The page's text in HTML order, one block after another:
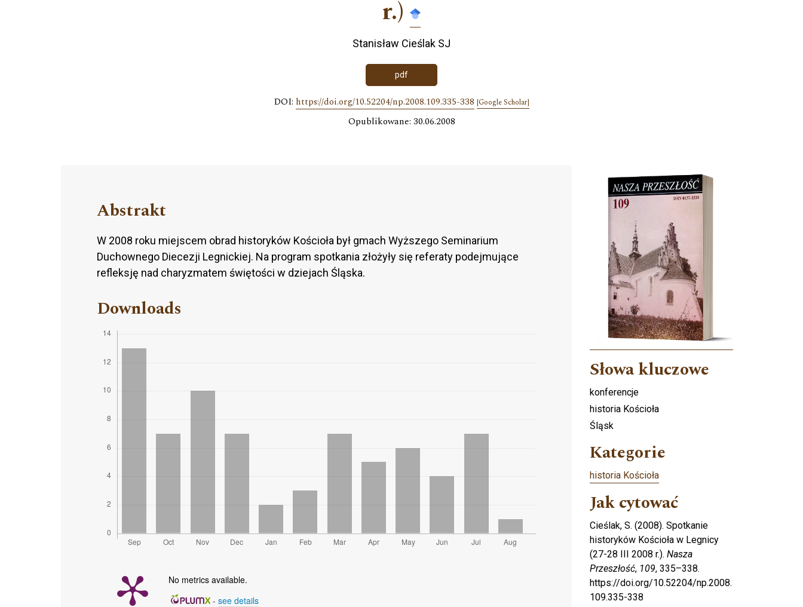
r.)
Stanisław Cieślak SJ
pdf
DOI: https://doi.org/10.52204/np.2008.109.335-338 [Google Scholar]
Opublikowane: 30.06.2008
Abstrakt
W 2008 roku miejscem obrad historyków Kościoła był gmach Wyższego Seminarium
Duchownego Diecezji Legnickiej. Na program spotkania złożyły się referaty podejmujące
refleksję nad charyzmatem świętości w dziejach Śląska.
Downloads
No metrics available.
- see details
Cover image
Słowa kluczowe
konferencje
historia Kościoła
Śląsk
Kategorie
historia Kościoła
Jak cytować
Cieślak, S. (2008). Spotkanie
historyków Kościoła w Legnicy
(27-28 III 2008 r.). Nasza
Przeszłość, 109, 335–338.
https://doi.org/10.52204/np.2008.
109.335-338